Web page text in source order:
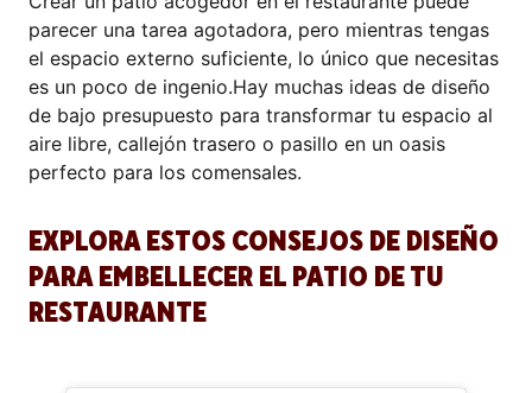
parecer una tarea agotadora, pero mientras tengas
el espacio externo suficiente, lo único que necesitas
es un poco de ingenio.Hay muchas ideas de diseño
de bajo presupuesto para transformar tu espacio al
aire libre, callejón trasero o pasillo en un oasis
perfecto para los comensales.
EXPLORA ESTOS CONSEJOS DE DISEÑO
PARA EMBELLECER EL PATIO DE TU
RESTAURANTE